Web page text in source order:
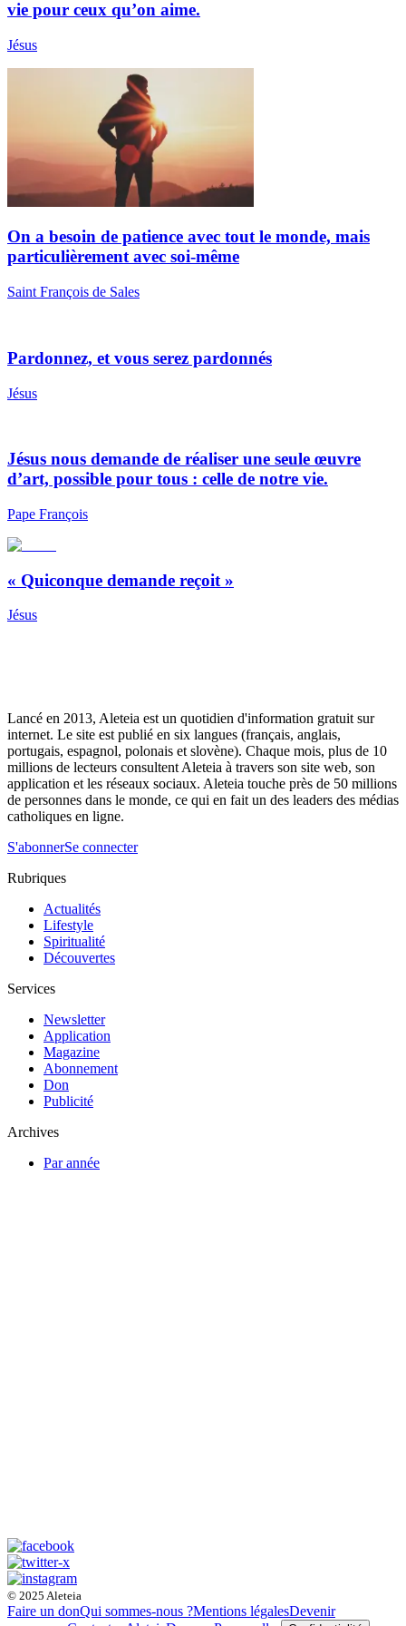
vie pour ceux qu’on aime.
Jésus
On a besoin de patience avec tout le monde, mais
particulièrement avec soi-même
Saint François de Sales
Pardonnez, et vous serez pardonnés
Jésus
Jésus nous demande de réaliser une seule œuvre
d’art, possible pour tous : celle de notre vie.
Pape François
« Quiconque demande reçoit »
Jésus
Lancé en 2013, Aleteia est un quotidien d'information gratuit sur
internet. Le site est publié en six langues (français, anglais,
portugais, espagnol, polonais et slovène). Chaque mois, plus de 10
millions de lecteurs consultent Aleteia à travers son site web, son
application et les réseaux sociaux. Aleteia touche près de 50 millions
de personnes dans le monde, ce qui en fait un des leaders des médias
catholiques en ligne.
S'abonnerSe connecter
Rubriques
Actualités
Lifestyle
Spiritualité
Découvertes
Services
Newsletter
Application
Magazine
Abonnement
Don
Publicité
Archives
Par année
© 2025 Aleteia
Faire un donQui sommes-nous ?Mentions légalesDevenir